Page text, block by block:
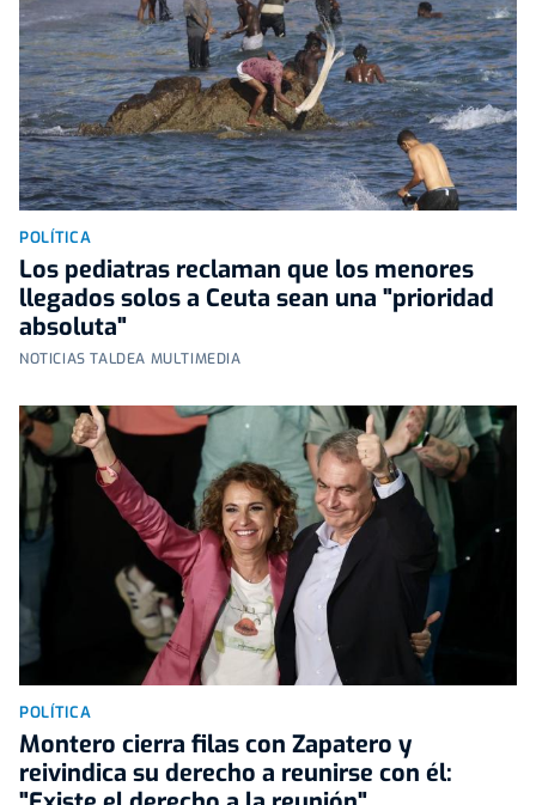
POLÍTICA
Los pediatras reclaman que los menores
llegados solos a Ceuta sean una "prioridad
absoluta"
NOTICIAS TALDEA MULTIMEDIA
POLÍTICA
Montero cierra filas con Zapatero y
reivindica su derecho a reunirse con él: